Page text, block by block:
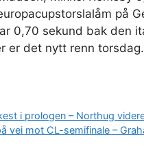
på
0,70 sekund bak den
er det nytt renn torsdag.
i prologen – Northug
vei mot CL-semifinale –